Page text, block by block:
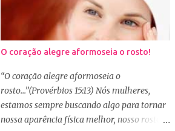
O coração alegre aformoseia o rosto!
“O coração alegre aformoseia o
rosto...”(Provérbios 15:13) Nós mulheres,
estamos sempre buscando algo para tornar
nossa aparência física melhor, nosso rosto